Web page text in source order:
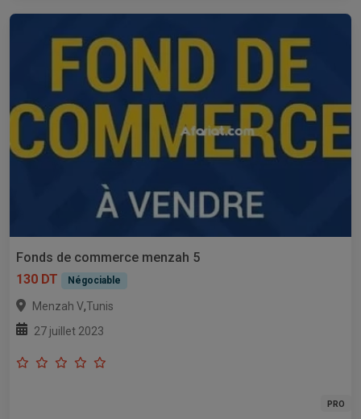
Fonds de commerce menzah 5
130 DT
Négociable
Menzah V,Tunis
27 juillet 2023
PRO